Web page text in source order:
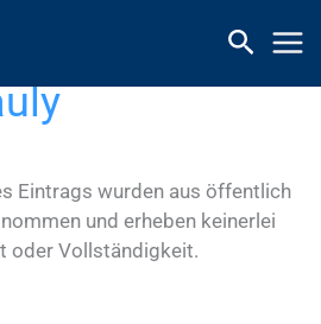
Eintrags wurden aus öffentlich
und erheben keinerlei
oder Vollständigkeit.